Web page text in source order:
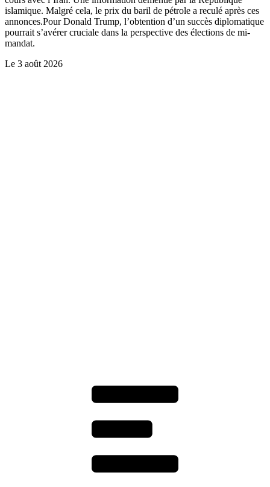
islamique. Malgré cela, le prix du baril de pétrole a reculé après ces
annonces.Pour Donald Trump, l’obtention d’un succès diplomatique
pourrait s’avérer cruciale dans la perspective des élections de mi-
mandat.
Le 3 août 2026